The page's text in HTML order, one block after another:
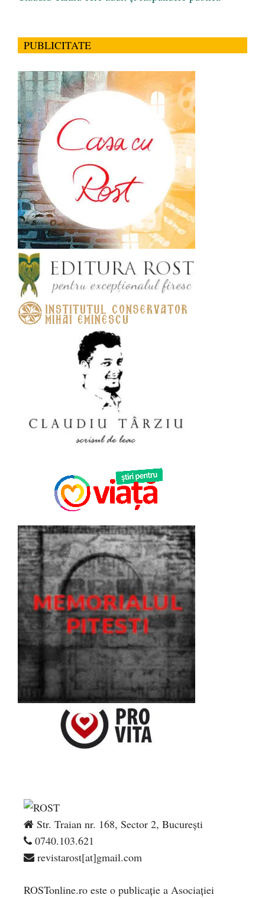
PUBLICITATE
Str. Traian nr. 168, Sector 2, București
0740.103.621
revistarost[at]gmail.com
ROSTonline.ro este o publicaţie a Asociaţiei